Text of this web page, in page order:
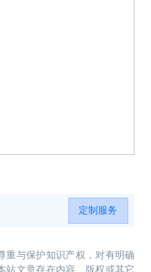
定制服务
重与保护知识产权，对有明确
站文章存在内容、版权或其它